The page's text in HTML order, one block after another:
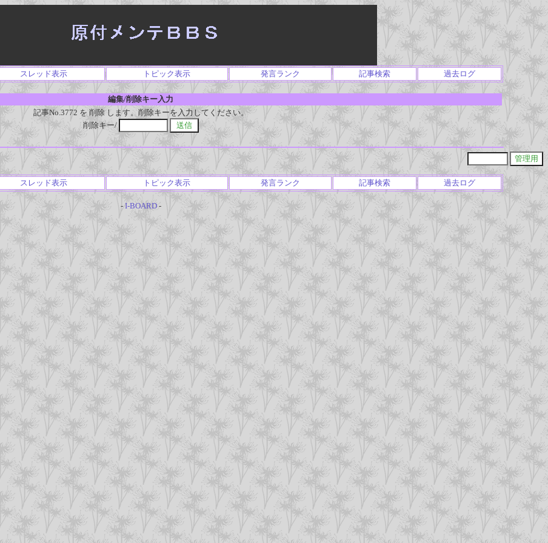
スレッド表示 トピック表示 発言ランク 記事検索 過去ログ
編集/削除キー入力
記事No.3772 を 削除 します。削除キーを入力してください。
削除キー/
スレッド表示 トピック表示 発言ランク 記事検索 過去ログ
- I-BOARD-